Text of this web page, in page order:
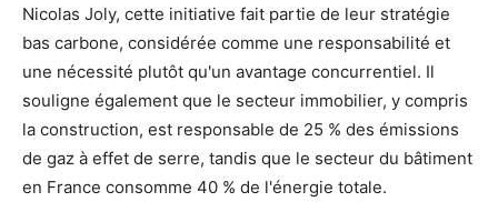
Nicolas Joly, cette initiative fait partie de leur stratégie
bas carbone, considérée comme une responsabilité et
une nécessité plutôt qu'un avantage concurrentiel. Il
souligne également que le secteur immobilier, y compris
la construction, est responsable de 25 % des émissions
de gaz à effet de serre, tandis que le secteur du bâtiment
en France consomme 40 % de l'énergie totale.